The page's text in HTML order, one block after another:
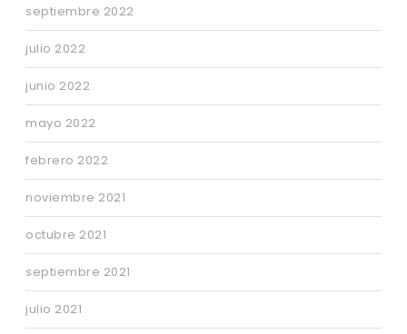
septiembre 2022
julio 2022
junio 2022
mayo 2022
febrero 2022
noviembre 2021
octubre 2021
septiembre 2021
julio 2021